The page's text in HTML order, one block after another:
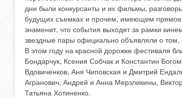
дни были конкурсанты и их фильмы,
будущих съемках и прочем, имеющем прямое
знаменит, что события выходят за рамки
звездные пары официально объявляли о том,
В этом году на красной дорожке фестиваля
Бондарчук, Ксения Собчак и Константин
Вдовиченков, Аня Чиповская и Дмитрий
Агранович, Андрей и Анна Мерзликины,
Татьяна Хотиненко.